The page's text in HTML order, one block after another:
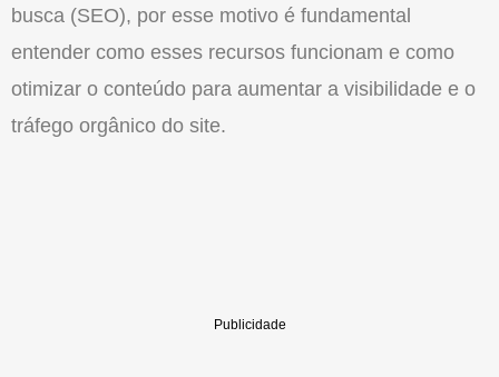
busca (SEO), por esse motivo é fundamental
entender como esses recursos funcionam e como
otimizar o conteúdo para aumentar a visibilidade e o
tráfego orgânico do site.